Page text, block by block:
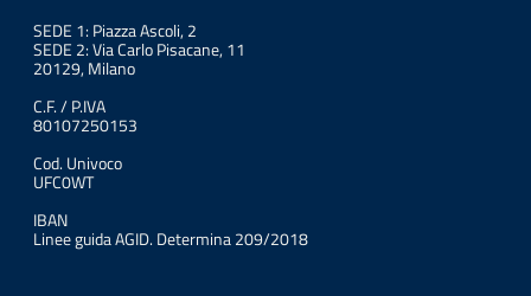
SEDE 1: Piazza Ascoli, 2
SEDE 2: Via Carlo Pisacane, 11
20129, Milano
C.F. / P.IVA
80107250153
Cod. Univoco
UFC0WT
IBAN
Linee guida AGID. Determina 209/2018